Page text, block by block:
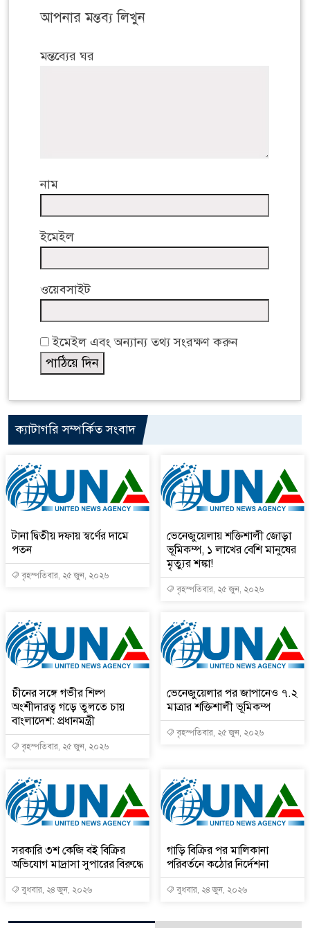
আপনার মন্তব্য লিখুন
মন্তব্যের ঘর
নাম
ইমেইল
ওয়েবসাইট
ইমেইল এবং অন্যান্য তথ্য সংরক্ষণ করুন
ক্যাটাগরি সম্পর্কিত সংবাদ
টানা দ্বিতীয় দফায় স্বর্ণের দামে
পতন
বৃহস্পতিবার, ২৫ জুন, ২০২৬
ভেনেজুয়েলায় শক্তিশালী জোড়া
ভূমিকম্প, ১ লাখের বেশি মানুষের
মৃত্যুর শঙ্কা!
বৃহস্পতিবার, ২৫ জুন, ২০২৬
চীনের সঙ্গে গভীর শিল্প
অংশীদারত্ব গড়ে তুলতে চায়
বাংলাদেশ: প্রধানমন্ত্রী
বৃহস্পতিবার, ২৫ জুন, ২০২৬
ভেনেজুয়েলার পর জাপানেও ৭.২
মাত্রার শক্তিশালী ভূমিকম্প
বৃহস্পতিবার, ২৫ জুন, ২০২৬
সরকারি ৩শ কেজি বই বিক্রির
অভিযোগ মাদ্রাসা সুপারের বিরুদ্ধে
বুধবার, ২৪ জুন, ২০২৬
গাড়ি বিক্রির পর মালিকানা
পরিবর্তনে কঠোর নির্দেশনা
বুধবার, ২৪ জুন, ২০২৬